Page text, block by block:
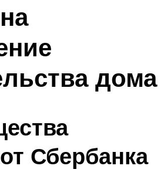
дома
Сбербанка